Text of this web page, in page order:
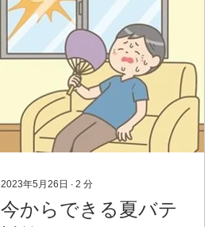
2023年5月26日 ∙ 2 分
今からできる夏バテ